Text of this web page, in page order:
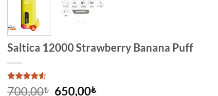
Saltica 12000 Strawberry Banana Puff
2
müşteri
700,00₺ Orijinal
650,00₺Şu